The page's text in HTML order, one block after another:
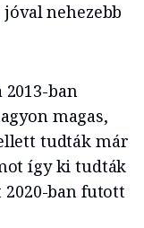
nehezebb
2013-ban
magas,
tudták már
így ki tudták
2020-ban futott